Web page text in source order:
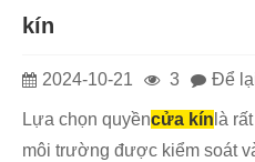
kín
2024-10-21 3 Để
Lựa chọn quyềncửa kín là
môi trường được kiểm soát